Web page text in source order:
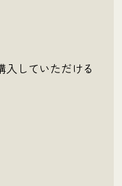
入していただける